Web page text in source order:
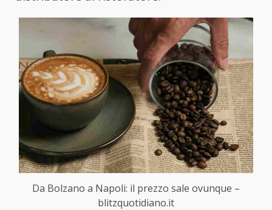
Da Bolzano a Napoli: il prezzo sale ovunque –
blitzquotidiano.it